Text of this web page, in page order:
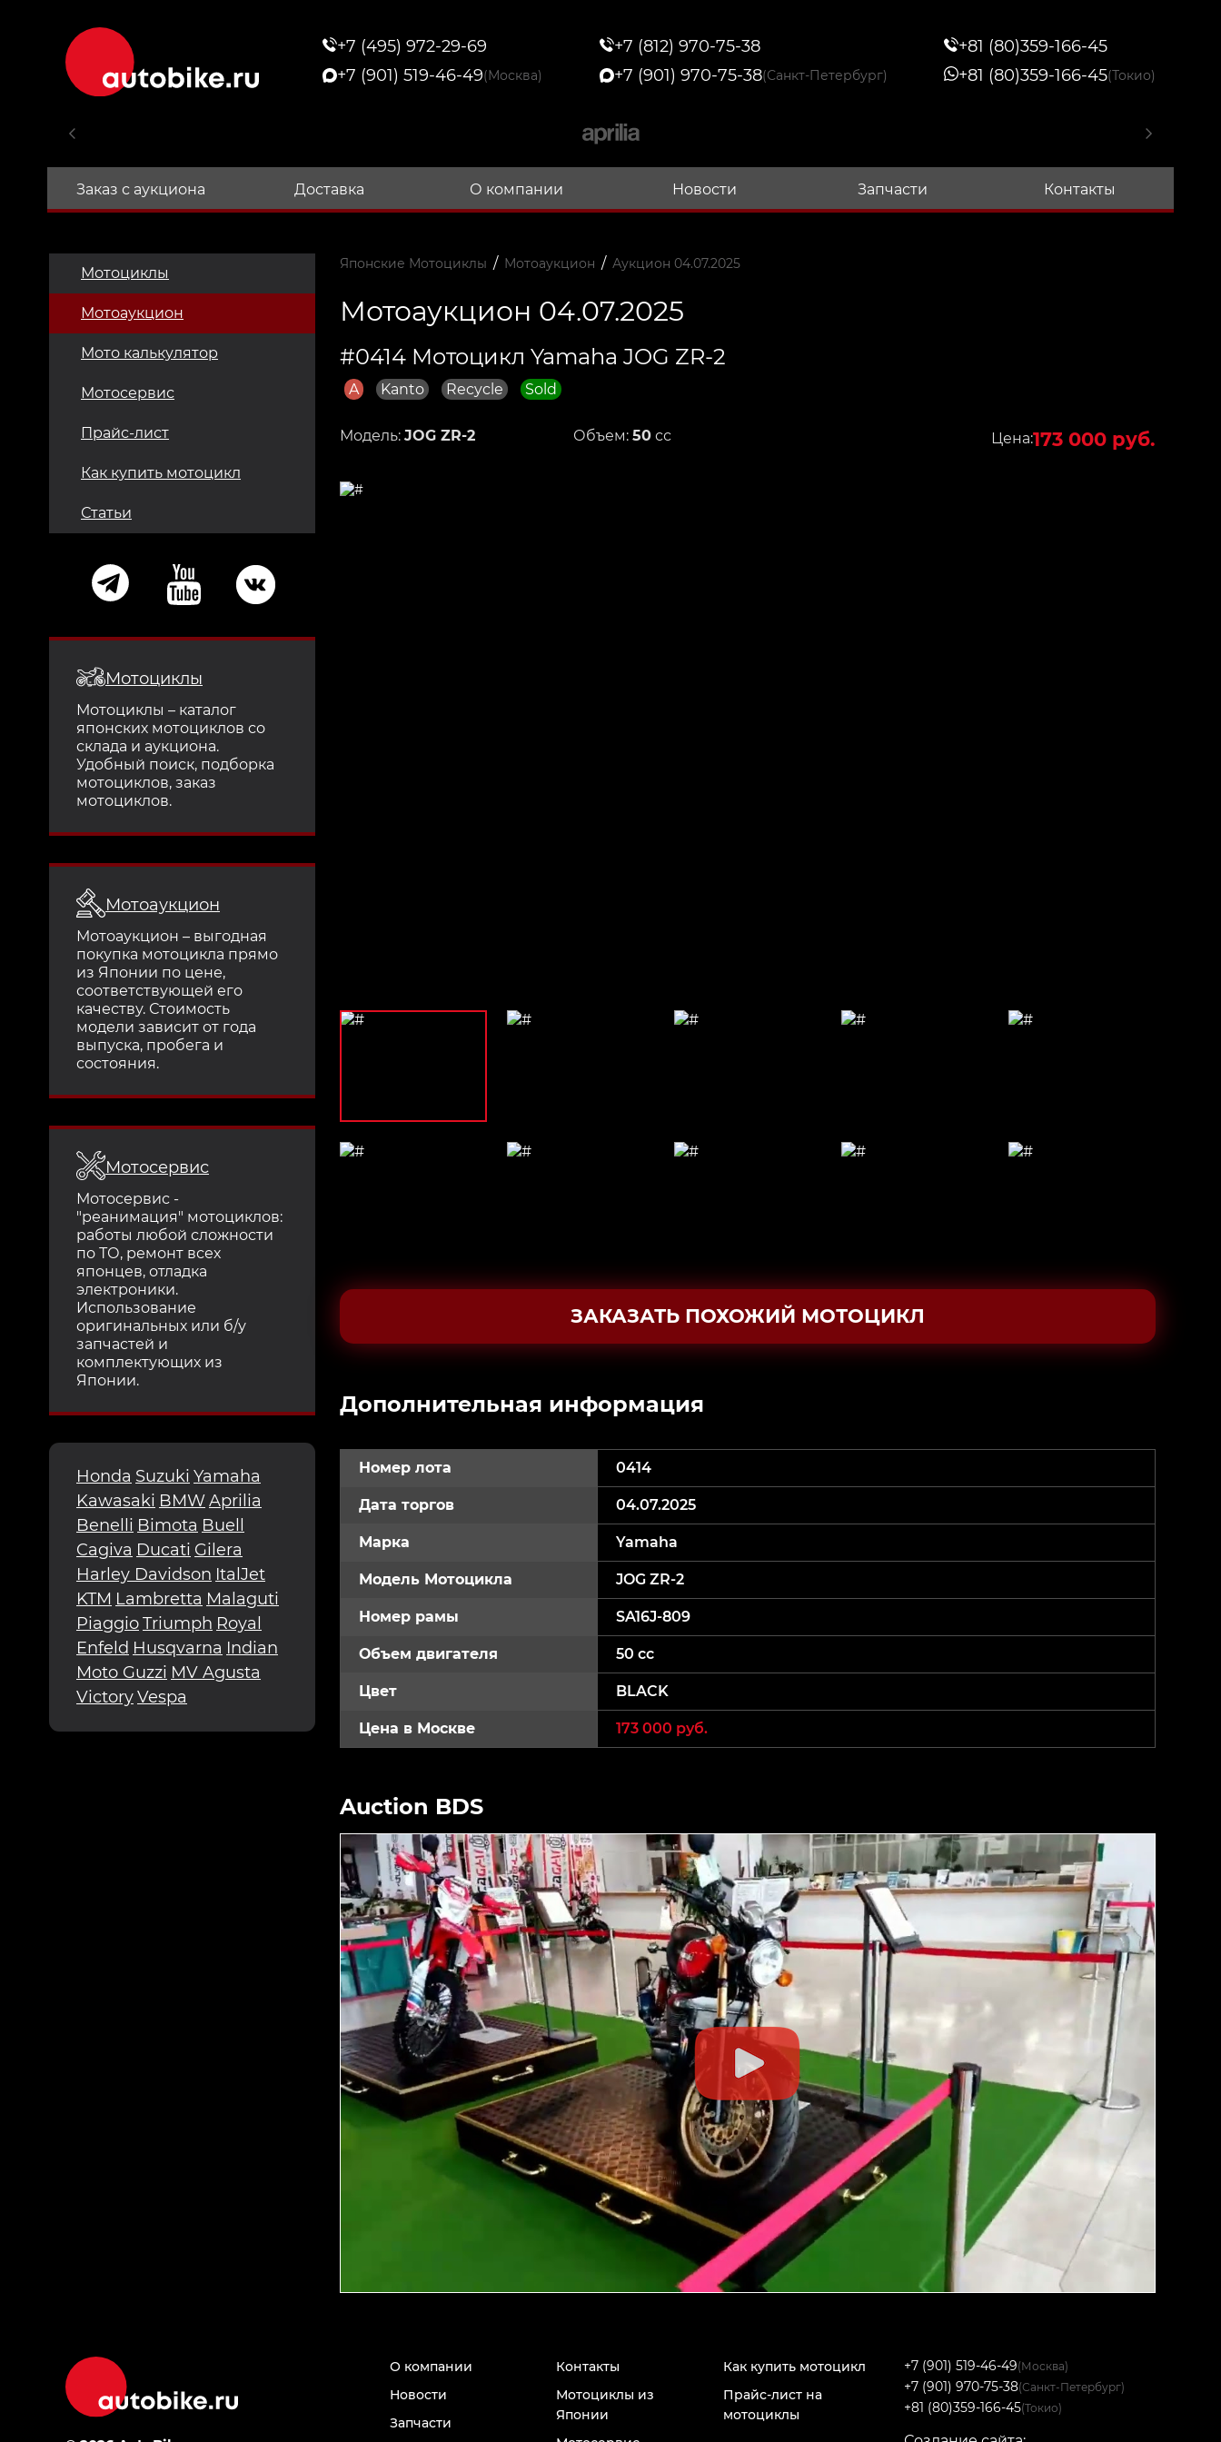
+7 (495) 972-29-69
+7 (901) 519-46-49(Москва)
+7 (812) 970-75-38
+7 (901) 970-75-38(Санкт-Петербург)
+81 (80)359-166-45
+81 (80)359-166-45(Токио)
Заказ с аукциона Доставка О компании Новости Запчасти Контакты
Мотоциклы
Мотоаукцион
Мото калькулятор
Мотосервис
Прайс-лист
Как купить мотоцикл
Статьи
Мотоциклы
Мотоциклы – каталог
японских мотоциклов со
склада и аукциона.
Удобный поиск, подборка
мотоциклов, заказ
мотоциклов.
Мотоаукцион
Мотоаукцион – выгодная
покупка мотоцикла прямо
из Японии по цене,
соответствующей его
качеству. Стоимость
модели зависит от года
выпуска, пробега и
состояния.
Мотосервис
Мотосервис -
"реанимация" мотоциклов:
работы любой сложности
по ТО, ремонт всех
японцев, отладка
электроники.
Использование
оригинальных или б/у
запчастей и
комплектующих из
Японии.
Honda Suzuki Yamaha
Kawasaki BMWAprilia
Benelli Bimota Buell
Cagiva Ducati Gilera
Harley Davidson ItalJet
KTM Lambretta Malaguti
PiaggioTriumph Royal
Enfeld Husqvarna Indian
Moto Guzzi MV Agusta
VictoryVespa
Японские Мотоциклы / Мотоаукцион / Аукцион 04.07.2025
Мотоаукцион 04.07.2025
#0414 Мотоцикл Yamaha JOG ZR-2
A Kanto Recycle Sold
Модель: JOG ZR-2 Объем: 50 сс Цена:173 000 руб.
ЗАКАЗАТЬ ПОХОЖИЙ МОТОЦИКЛ
Дополнительная информация
Номер лота 0414
Дата торгов 04.07.2025
Марка Yamaha
Модель Мотоцикла JOG ZR-2
Номер рамы SA16J-809
Объем двигателя 50 cc
Цвет BLACK
Цена в Москве 173 000 руб.
Auction BDS
О компании
Новости
Запчасти
Контакты
Мотоциклы из
Японии
Как купить мотоцикл
Прайс-лист на
мотоциклы
+7 (901) 519-46-49(Москва)
+7 (901) 970-75-38(Санкт-Петербург)
+81 (80)359-166-45(Токио)